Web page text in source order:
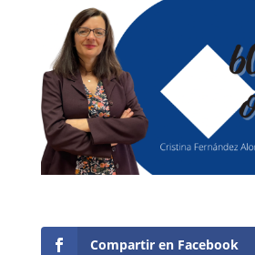
Compartir en Facebook